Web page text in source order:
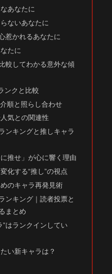
あなたに
ないあなたに
惹かれるあなたに
たに
較してわかる意外な傾
ンクと比較
順と照らし合わせ
気との関連性
ンキングと推しキャラ
推せ」が心に響く理由
化する“推し”の視点
のキャラ再発見術
ンキング｜読者投票と
まとめ
”はランクインしてい
い新キャラは？